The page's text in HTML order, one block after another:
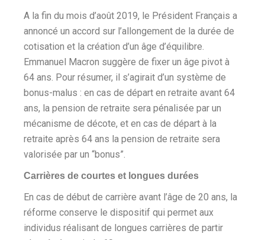
A la fin du mois d’août 2019, le Président Français a
annoncé un accord sur l’allongement de la durée de
cotisation et la création d’un âge d’équilibre.
Emmanuel Macron suggère de fixer un âge pivot à
64 ans. Pour résumer, il s’agirait d’un système de
bonus-malus : en cas de départ en retraite avant 64
ans, la pension de retraite sera pénalisée par un
mécanisme de décote, et en cas de départ à la
retraite après 64 ans la pension de retraite sera
valorisée par un “bonus”.
Carrières de courtes et longues durées
En cas de début de carrière avant l’âge de 20 ans, la
réforme conserve le dispositif qui permet aux
individus réalisant de longues carrières de partir